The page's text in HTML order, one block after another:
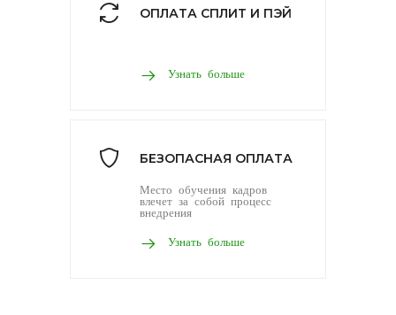
ОПЛАТА СПЛИТ И ПЭЙ
Узнать больше
БЕЗОПАСНАЯ ОПЛАТА
Место обучения кадров
влечет за собой процесс
внедрения
Узнать больше